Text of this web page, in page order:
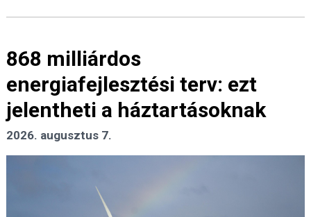
868 milliárdos
energiafejlesztési terv: ezt
jelentheti a háztartásoknak
2026. augusztus 7.